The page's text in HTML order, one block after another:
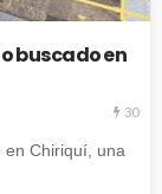
buscado en
30
en Chiriquí, una